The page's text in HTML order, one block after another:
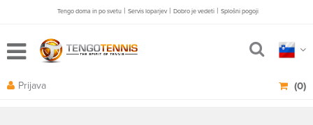
Tengo doma in po svetu | Servis loparjev | Dobro je vedeti | Splošni pogoji
(0)
Prijava